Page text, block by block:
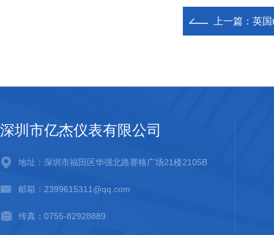
上一篇： 英
深圳市亿杰仪表有限公司
地址：深圳市福田区华强北路赛格广场21楼2105B
邮箱：2399615311@qq.com
传真：0755-82928889